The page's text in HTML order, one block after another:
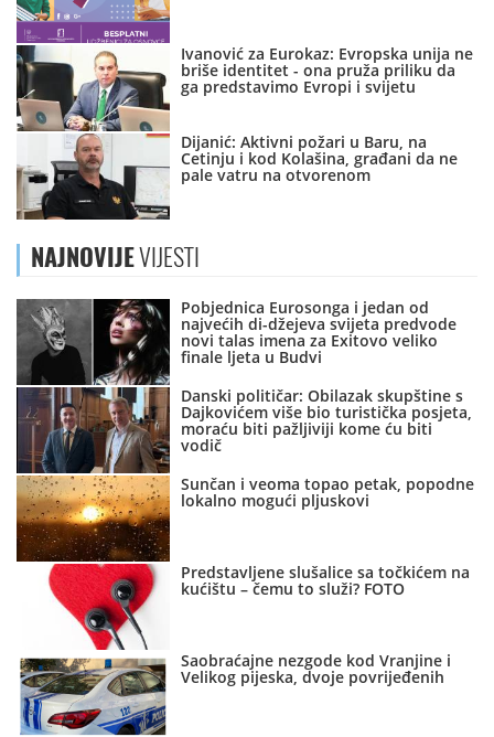
Ivanović za Eurokaz: Evropska unija ne
briše identitet - ona pruža priliku da
ga predstavimo Evropi i svijetu
Dijanić: Aktivni požari u Baru, na
Cetinju i kod Kolašina, građani da ne
pale vatru na otvorenom
NAJNOVIJEVIJESTI
Pobjednica Eurosonga i jedan od
najvećih di-džejeva svijeta predvode
novi talas imena za Exitovo veliko
finale ljeta u Budvi
Danski političar: Obilazak skupštine s
Dajkovićem više bio turistička posjeta,
moraću biti pažljiviji kome ću biti
vodič
Sunčan i veoma topao petak, popodne
lokalno mogući pljuskovi
Predstavljene slušalice sa točkićem na
kućištu – čemu to služi? FOTO
Saobraćajne nezgode kod Vranjine i
Velikog pijeska, dvoje povrijeđenih